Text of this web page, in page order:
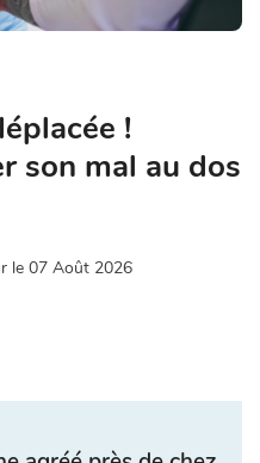
!
son mal au dos
le 07 Août 2026